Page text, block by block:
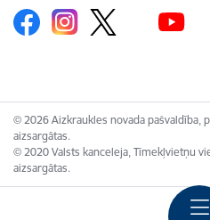
© 2026 Aizkraukles novada pašvaldība,
aizsargātas.
© 2020 Valsts kanceleja, Tīmekļvietņu
aizsargātas.